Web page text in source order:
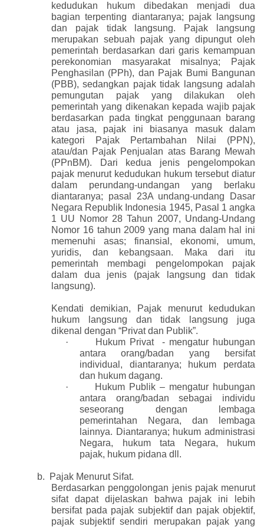
kedudukan hukum dibedakan menjadi dua
bagian terpenting diantaranya; pajak langsung
dan pajak tidak langsung. Pajak langsung
merupakan sebuah pajak yang dipungut oleh
pemerintah berdasarkan dari garis kemampuan
perekonomian masyarakat misalnya; Pajak
Penghasilan (PPh), dan Pajak Bumi Bangunan
(PBB), sedangkan pajak tidak langsung adalah
pemungutan pajak yang dilakukan oleh
pemerintah yang dikenakan kepada wajib pajak
berdasarkan pada tingkat penggunaan barang
atau jasa, pajak ini biasanya masuk dalam
kategori Pajak Pertambahan Nilai (PPN),
atau/dan Pajak Penjualan atas Barang Mewah
(PPnBM). Dari kedua jenis pengelompokan
pajak menurut kedudukan hukum tersebut diatur
dalam perundang-undangan yang berlaku
diantaranya; pasal 23A undang-undang Dasar
Negara Republik Indonesia 1945, Pasal 1 angka
1 UU Nomor 28 Tahun 2007, Undang-Undang
Nomor 16 tahun 2009 yang mana dalam hal ini
memenuhi asas; finansial, ekonomi, umum,
yuridis, dan kebangsaan. Maka dari itu
pemerintah membagi pengelompokan pajak
dalam dua jenis (pajak langsung dan tidak
langsung).
Kendati demikian, Pajak menurut kedudukan
hukum langsung dan tidak langsung juga
dikenal dengan “Privat dan Publik”.
·
Hukum Privat
- mengatur hubungan
antara orang/badan yang bersifat
individual, diantaranya; hukum perdata
dan hukum dagang.
·
Hukum Publik – mengatur hubungan
antara orang/badan sebagai individu
seseorang dengan lembaga
pemerintahan Negara, dan lembaga
lainnya. Diantaranya; hukum administrasi
Negara, hukum tata Negara, hukum
pajak, hukum pidana dll.
b.
Pajak Menurut Sifat.
Berdasarkan penggolongan jenis pajak menurut
sifat dapat dijelaskan bahwa pajak ini lebih
bersifat pada pajak subjektif dan pajak objektif,
pajak subjektif sendiri merupakan pajak yang